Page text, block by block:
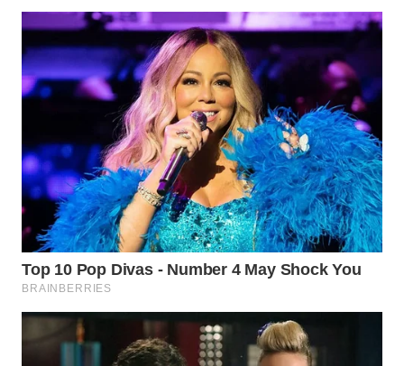
WN
MALUT
WN
DAIRI
WN
DANAU
TOBA
WN
NIAS
WN
LANGKAT